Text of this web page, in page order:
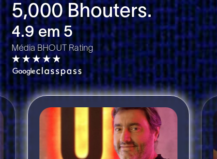
5,000 Bhouters.
4.9 em 5
Média BHOUT Rating